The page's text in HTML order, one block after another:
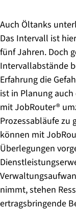
Auch Öltanks
Das Intervall ist
fünf Jahren. Doch
Intervallabstände
Erfahrung die
ist in Planung
mit JobRouter®
Prozessabläufe zu
können mit
Überlegungen
nimmt, stehen
ertragsbringende